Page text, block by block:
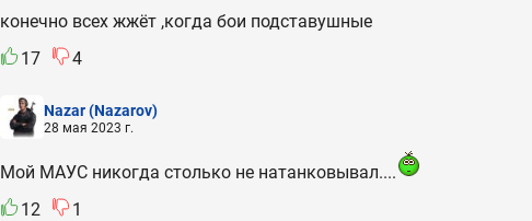
конечно всех жжёт ,когда бои подставушные
17
4
Nazar(Nazarov)
28 мая 2023 г.
Мой МАУС никогда столько не натанковывал....
12
1